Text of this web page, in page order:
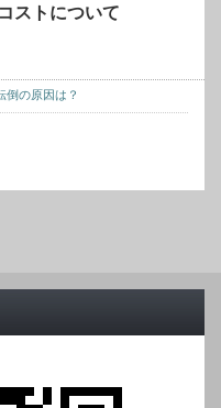
ストについて
倒の原因は？